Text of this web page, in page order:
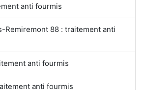
anti fourmis
Remiremont 88 : traitement anti
anti fourmis
anti fourmis